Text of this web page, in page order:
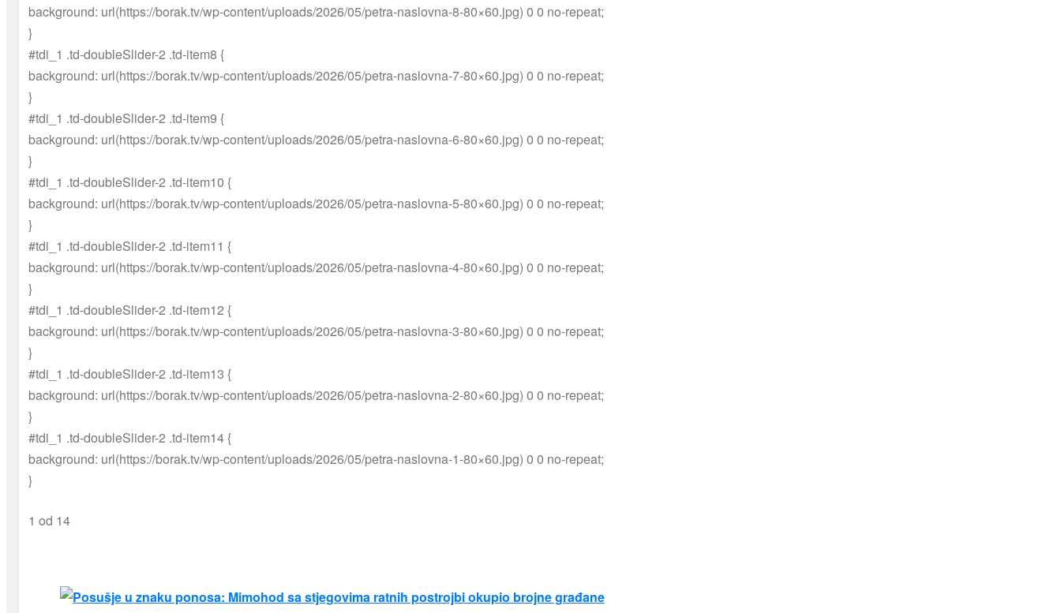
background: url(https://borak.tv/wp-content/uploads/2026/05/petra-naslovna-8-80×60.jpg) 0 0 no-repeat;
}
#tdi_1 .td-doubleSlider-2 .td-item8 {
background: url(https://borak.tv/wp-content/uploads/2026/05/petra-naslovna-7-80×60.jpg) 0 0 no-repeat;
}
#tdi_1 .td-doubleSlider-2 .td-item9 {
background: url(https://borak.tv/wp-content/uploads/2026/05/petra-naslovna-6-80×60.jpg) 0 0 no-repeat;
}
#tdi_1 .td-doubleSlider-2 .td-item10 {
background: url(https://borak.tv/wp-content/uploads/2026/05/petra-naslovna-5-80×60.jpg) 0 0 no-repeat;
}
#tdi_1 .td-doubleSlider-2 .td-item11 {
background: url(https://borak.tv/wp-content/uploads/2026/05/petra-naslovna-4-80×60.jpg) 0 0 no-repeat;
}
#tdi_1 .td-doubleSlider-2 .td-item12 {
background: url(https://borak.tv/wp-content/uploads/2026/05/petra-naslovna-3-80×60.jpg) 0 0 no-repeat;
}
#tdi_1 .td-doubleSlider-2 .td-item13 {
background: url(https://borak.tv/wp-content/uploads/2026/05/petra-naslovna-2-80×60.jpg) 0 0 no-repeat;
}
#tdi_1 .td-doubleSlider-2 .td-item14 {
background: url(https://borak.tv/wp-content/uploads/2026/05/petra-naslovna-1-80×60.jpg) 0 0 no-repeat;
}
1 od 14